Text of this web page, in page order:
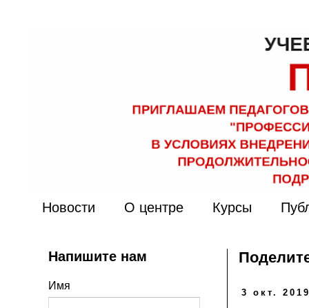
Новости О центре Курсы
3 окт.
Напишите нам
Имя